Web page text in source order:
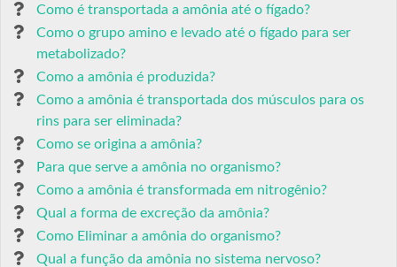
Como é transportada a amônia até o fígado?
Como o grupo amino e levado até o fígado para ser
metabolizado?
Como a amônia é produzida?
Como a amônia é transportada dos músculos para os
rins para ser eliminada?
Como se origina a amônia?
Para que serve a amônia no organismo?
Como a amônia é transformada em nitrogênio?
Qual a forma de excreção da amônia?
Como Eliminar a amônia do organismo?
Qual a função da amônia no sistema nervoso?